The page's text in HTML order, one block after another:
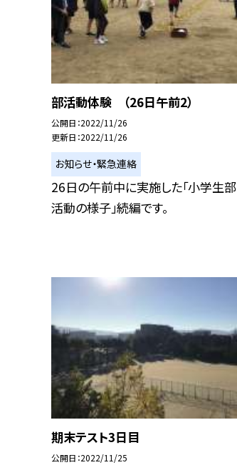
部活動体験 （26日午前2）
公開日 2022/11/26
更新日 2022/11/26
お知らせ・緊急連絡
26日の午前中に実施した「小学生部
活動の様子」続編です。
期末テスト3日目
公開日 2022/11/25